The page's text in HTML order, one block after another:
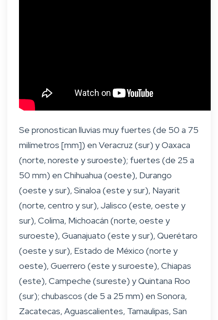
Se pronostican lluvias muy fuertes (de 50 a 75
milímetros [mm]) en Veracruz (sur) y Oaxaca
(norte, noreste y suroeste); fuertes (de 25 a
50 mm) en Chihuahua (oeste), Durango
(oeste y sur), Sinaloa (este y sur), Nayarit
(norte, centro y sur), Jalisco (este, oeste y
sur), Colima, Michoacán (norte, oeste y
suroeste), Guanajuato (este y sur), Querétaro
(oeste y sur), Estado de México (norte y
oeste), Guerrero (este y suroeste), Chiapas
(este), Campeche (sureste) y Quintana Roo
(sur); chubascos (de 5 a 25 mm) en Sonora,
Zacatecas, Aguascalientes, Tamaulipas, San